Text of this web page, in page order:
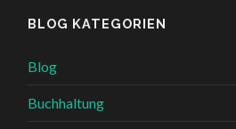
BLOG KATEGORIEN
Blog
Buchhaltung